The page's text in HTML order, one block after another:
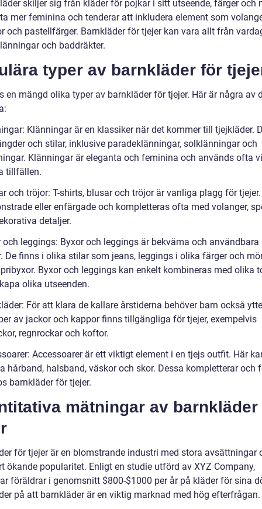
skiljer sig från kläder för pojkar i sitt utseende, färger och
mer feminina och tenderar att inkludera element som
och pastellfärger. Barnkläder för tjejer kan vara allt från
och baddräkter.
typer av barnkläder för
en mängd olika typer av barnkläder för tjejer. Här är några av
Klänningar är en klassiker när det kommer till tjejkläder.
och stilar, inklusive paradeklänningar, solklänningar och
Klänningar är eleganta och feminina och används ofta
tillfällen.
och tröjor: T-shirts, blusar och tröjor är vanliga plagg för
eller enfärgade och kompletteras ofta med volanger,
detaljer.
och leggings: Byxor och leggings är bekväma och användbara
De finns i olika stilar som jeans, leggings i olika färger och
Byxor och leggings kan enkelt kombineras med olika
olika utseenden.
För att klara de kallare årstiderna behöver barn också
av jackor och kappor finns tillgängliga för tjejer, exempelvis
regnrockar och koftor.
Accessoarer är ett viktigt element i en tjejs outfit. Här
hårband, halsband, väskor och skor. Dessa kompletterar och
barnkläder för tjejer.
mätningar av barnkläder
för tjejer är en blomstrande industri med stora avsättningar
ökande popularitet. Enligt en studie utförd av XYZ Company,
föräldrar i genomsnitt $800-$1000 per år på kläder för sina
på att barnkläder är en viktig marknad med hög efterfrågan.